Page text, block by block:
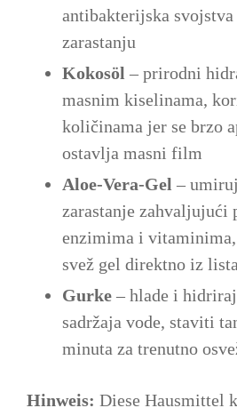
antibakterijska svojstva
zarastanju
Kokosöl – prirodni
masnim kiselinama,
količinama jer se brzo
ostavlja masni film
Aloe-Vera-Gel –
zarastanje zahvaljujući
enzimima i
svež gel direktno iz lista
Gurke – hlade i
sadržaja vode, staviti
minuta za trenutno
Hinweis: Diese Hausmittel